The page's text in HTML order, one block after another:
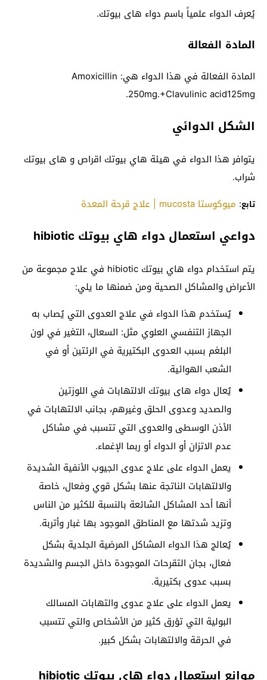
يُعرف الدواء علمياً باسم دواء هاى بيوتك.
المادة الفعالة
المادة الفعالة في هذا الدواء هي: Amoxicillin
250mg.+Clavulinic acid125mg.
الشكل الدوائي
يتوافر هذا الدواء في هيئة هاي بيوتك اقراص و هاى بيوتك
شراب.
تابع: ميوكوستا mucosta | علاج قرحة المعدة
دواعي استعمال دواء هاي بيوتك hibiotic
يتم استخدام دواء هاي بيوتك hibiotic في علاج مجموعة من
الأعراض والمشاكل الصحية ومن ضمنها ما يلي:
يُستخدم هذا الدواء في علاج العدوى التي يُصاب به
الجهاز التنفسي العلوي مثل: السعال، التغير في لون
البلغم بسبب العدوى البكتيرية في الرئتين أو في
الشعب الهوائية.
يُعال دواء هاى بيوتك الالتهابات في اللوزتين
والصديد وعدوى الحلق وغيرهم، بجانب الالتهابات في
الأذن الوسطى والعدوى التي تتسبب في مشاكل
عدم الاتزان أو الدواء أو ربما الإغماء.
يعمل الدواء على علاج عدوى الجيوب الأنفية الشديدة
والالتهابات الناتجة عنها بشكل قوي وفعال، خاصة
أنها أحد المشاكل الشائعة بالنسبة للكثير من الناس
وتزيد شدتها مع المناطق الموجود بها غبار وأتربة.
يُعالج هذا الدواء المشاكل المرضية الجلدية بشكل
فعال، بجان التقرحات الموجودة داخل الجسم والشديدة
بسبب عدوى بكتيرية.
يعمل الدواء على علاج عدوى والتهابات المسالك
البولية التي تؤرق كثير من الأشخاص والتي تتسبب
في الحرقة والالتهابات بشكل كبير.